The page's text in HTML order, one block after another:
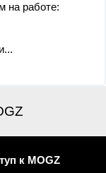
на работе:
к MOGZ